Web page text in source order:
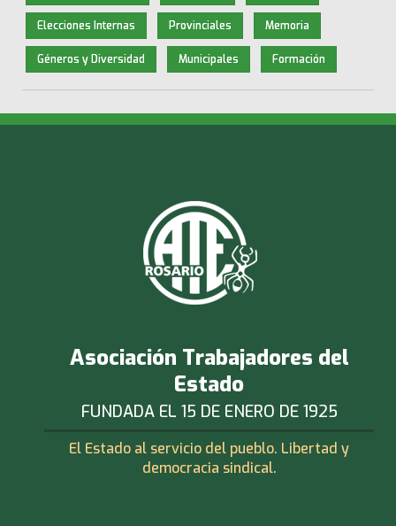
Elecciones Internas Provinciales Memoria
Géneros y Diversidad Municipales Formación
Asociación Trabajadores del
Estado
FUNDADA EL 15 DE ENERO DE 1925
El Estado al servicio del pueblo. Libertad y
democracia sindical.